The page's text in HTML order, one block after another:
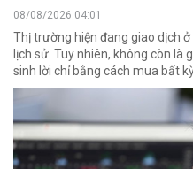
08/08/2026 04:01
Thị trường hiện đang giao dịch
lịch sử. Tuy nhiên, không còn là
sinh lời chỉ bằng cách mua bất